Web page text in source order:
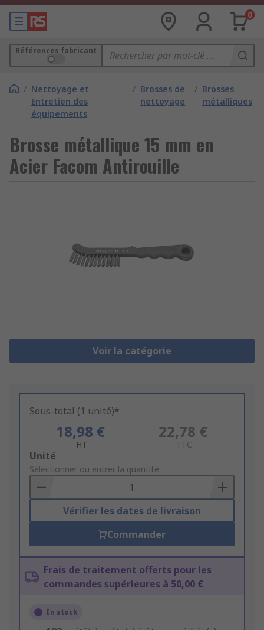
0
Références fabricant
/ Nettoyage et
Entretien des
équipements
/ Brosses de
nettoyage
/ Brosses
métalliques
Brosse métallique 15 mm en
Acier Facom Antirouille
Voir la catégorie
Sous-total (1 unité)*
18,98 €
HT
22,78 €
TTC
Add
to
Basket
Unité
Sélectionner ou entrer la quantité
Vérifier les dates de livraison
Commander
Frais de traitement offerts pour les
commandes supérieures à 50,00 €
En stock